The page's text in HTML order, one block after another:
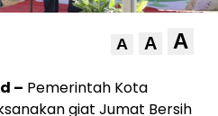
A A A
– Pemerintah Kota
giat Jumat Bersih